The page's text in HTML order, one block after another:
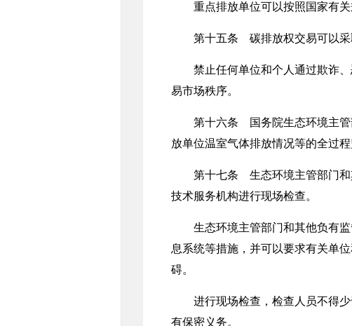
重点排放单位可以按照国家有关
第十五条 碳排放权交易可以采取
禁止任何单位和个人通过欺诈、
易市场秩序。
第十六条 国务院生态环境主管部
放单位温室气体排放情况等的全过
第十七条 生态环境主管部门和其
技术服务机构进行现场检查。
生态环境主管部门和其他负有监
息系统等措施，并可以要求有关单
碍。
进行现场检查，检查人员不得少
有保密义务。